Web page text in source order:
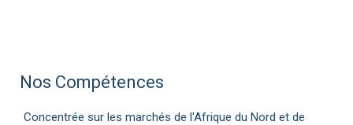
Nos Compétences
Concentrée sur les marchés de l'Afrique du Nord et de